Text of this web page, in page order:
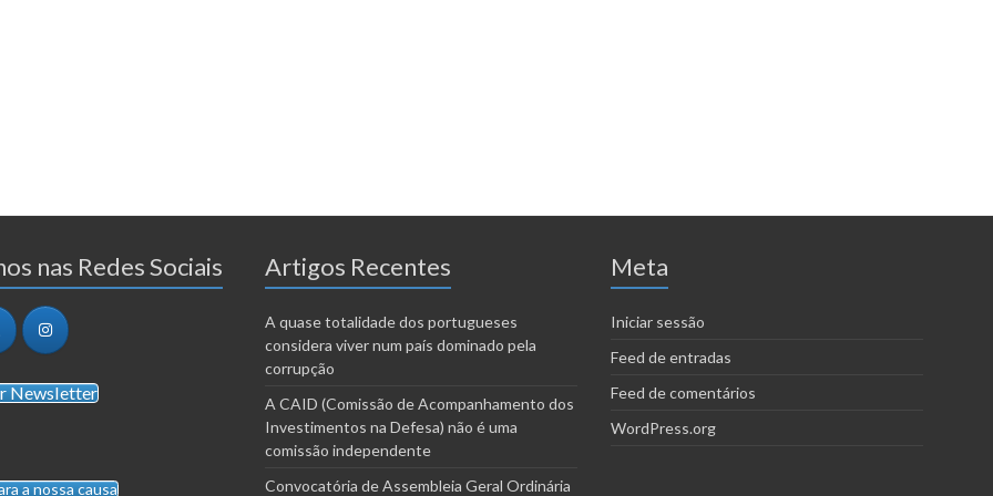
nas Redes Sociais
Newsletter
a nossa causa
Artigos Recentes
A quase totalidade dos portugueses
considera viver num país dominado pela
corrupção
A CAID (Comissão de Acompanhamento dos
Investimentos na Defesa) não é uma
comissão independente
Convocatória de Assembleia Geral Ordinária
Meta
Iniciar sessão
Feed de entradas
Feed de comentários
WordPress.org